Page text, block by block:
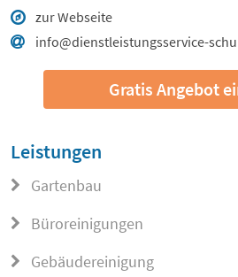
zur Webseite
info@dienstleistungsservice-
Gratis Angebot
Leistungen
Gartenbau
Büroreinigungen
Gebäudereinigung